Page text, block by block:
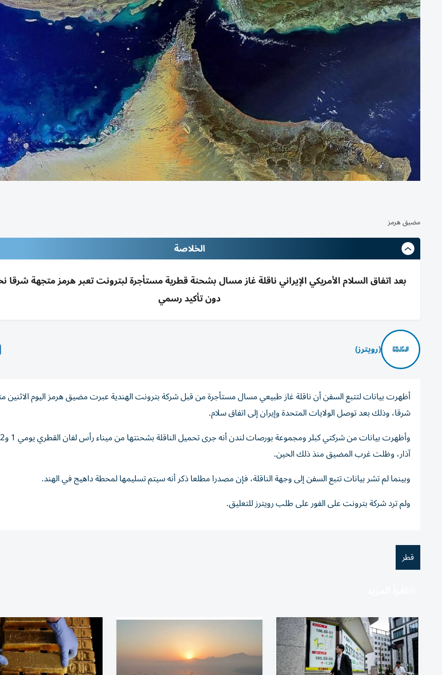
مضيق هرمز
الخلاصة
بعد اتفاق السلام الأمريكي الإيراني ناقلة غاز مسال بشحنة قطرية مستأجرة لبترونت تعبر هرمز متجهة شرقا
دون تأكيد رسمي
(رويترز)
أظهرت بيانات لتتبع ‌السفن أن ناقلة غاز ​طبيعي ⁠مسال مستأجرة من ‌قبل شركة ‌بترونت الهندية عبرت مضيق هرمز اليوم ‌الاثنين
شرقا، وذلك ⁠بعد توصل الولايات المتحدة وإيران إلى اتفاق سلام.
آذار، وظلت غرب المضيق منذ ​ذلك ‌الحين.
وبينما لم ‌تشر بيانات تتبع السفن إلى وجهة الناقلة، فإن ‌مصدرا مطلعا ‌ذكر أنه ⁠سيتم تسليمها ‌لمحطة داهيج في الهند.
ولم ترد شركة بترونت ⁠على ​الفور على طلب رويترز للتعليق.
قطر